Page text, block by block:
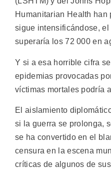
Humanitarian Health
sigue intensificándose,
superaría los 72 000 en
Y si a esa horrible cifra
epidemias provocadas
víctimas mortales podría
El aislamiento
si la guerra se prolonga,
se ha convertido en el
censura en la escena
críticas de algunos de